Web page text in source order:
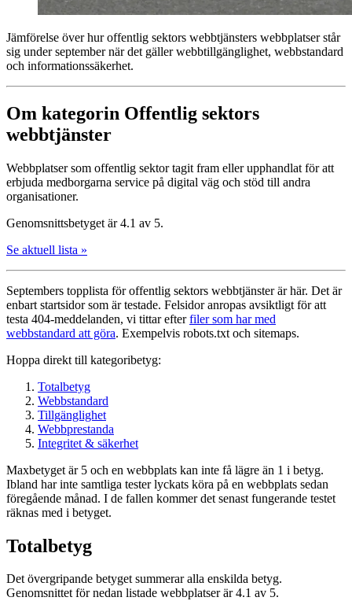
Jämförelse över hur offentlig sektors webbtjänsters webbplatser står
sig under september när det gäller webbtillgänglighet, webbstandard
och informationssäkerhet.
Om kategorin Offentlig sektors
webbtjänster
Webbplatser som offentlig sektor tagit fram eller upphandlat för att
erbjuda medborgarna service på digital väg och stöd till andra
organisationer.
Genomsnittsbetyget är 4.1 av 5.
Se aktuell lista »
Septembers topplista för offentlig sektors webbtjänster är här. Det är
enbart startsidor som är testade. Felsidor anropas avsiktligt för att
testa 404-meddelanden, vi tittar efterfiler som har med
webbstandard att göra. Exempelvis robots.txt och sitemaps.
Hoppa direkt till kategoribetyg:
Totalbetyg
Webbstandard
Tillgänglighet
Webbprestanda
Integritet & säkerhet
Maxbetyget är 5 och en webbplats kan inte få lägre än 1 i betyg.
Ibland har inte samtliga tester lyckats köra på en webbplats sedan
föregående månad. I de fallen kommer det senast fungerande testet
räknas med i betyget.
Totalbetyg
Det övergripande betyget summerar alla enskilda betyg.
Genomsnittet för nedan listade webbplatser är 4.1 av 5.